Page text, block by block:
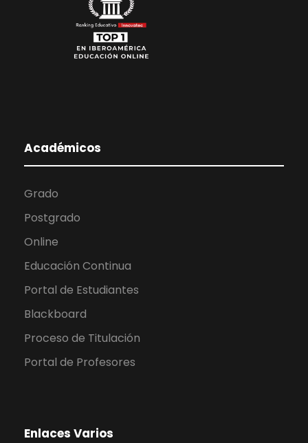
Académicos
Grado
Postgrado
Online
Educación Continua
Portal de Estudiantes
Blackboard
Proceso de Titulación
Portal de Profesores
Enlaces Varios